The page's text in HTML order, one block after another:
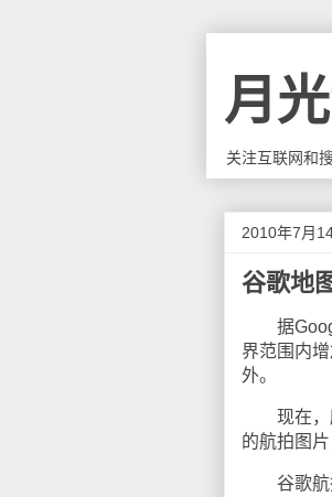
月
关注互联网和
2010年7月
谷歌地
据
界范围内
外。
现在，所
的航拍图
谷歌航拍